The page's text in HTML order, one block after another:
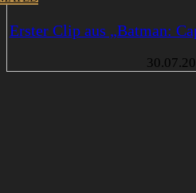
Erster Clip aus „Batman: